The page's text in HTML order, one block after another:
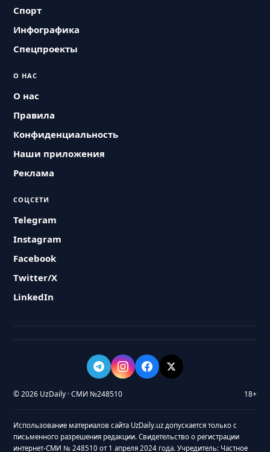
Спорт
Инфографика
Спецпроекты
О НАС
О нас
Правила
Конфиденциальность
Наши приложения
Реклама
СОЦСЕТИ
Telegram
Instagram
Facebook
Twitter/X
LinkedIn
© 2026 UzDaily · СМИ №248510 18+
Использование материалов сайта UzDaily.uz допускается только с
письменного разрешения редакции. Свидетельство о регистрации
интернет-СМИ № 248510 от 1 апреля 2024 года. Учредитель: Частное